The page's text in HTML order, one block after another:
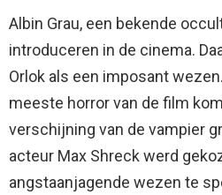
Albin Grau, een bekende
introduceren in de cinema.
Orlok als een imposant
meeste horror van de film
verschijning van de vampier
acteur Max Shreck werd
angstaanjagende wezen te